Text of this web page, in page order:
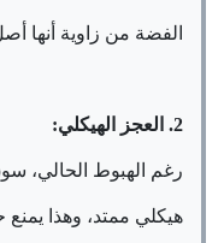
الفضة من زاوية أنها
2. العجز الهيكلي:
رغم الهبوط الحالي،
هيكلي ممتد، وهذا يمنع